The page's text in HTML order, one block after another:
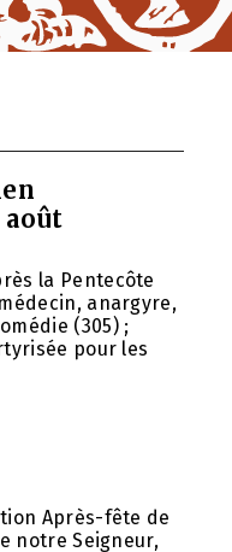
la Pentecôte
anargyre,
(305) ;
pour les
Après-fête de
notre Seigneur,